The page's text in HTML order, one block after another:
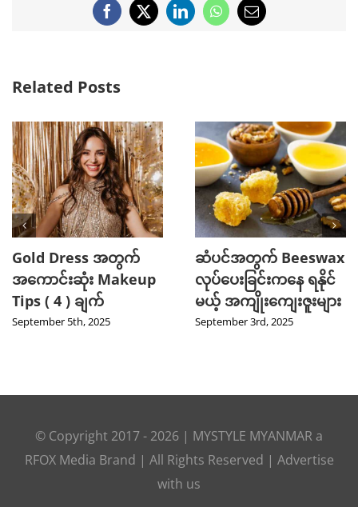
Facebook
X LinkedInWhatsApp
Email
Related Posts
2025 TikTok မှာ Trend
ဖြစ်ခဲ့တဲ့ Hot Beauty
Product ( 5 ) မျိုး
August 27th, 2025
“2025 WATERBOMB
Seoul” မှာ အလှဆုံးဖြစ်
ခဲ့တဲ့ Female Idols ( 5 )
ယောက်
© Copyright 2017 - 2026|MYSTYLE MYANMARa
Brand | All Rights Reserved |